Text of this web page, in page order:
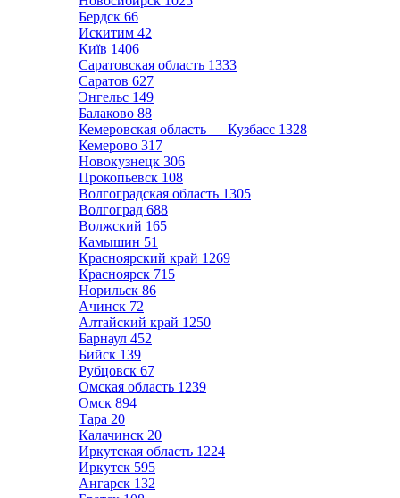
Бердск 66
Искитим 42
Київ 1406
Саратовская область 1333
Саратов 627
Энгельс 149
Балаково 88
Кемеровская область — Кузбасс 1328
Кемерово 317
Новокузнецк 306
Прокопьевск 108
Волгоградская область 1305
Волгоград 688
Волжский 165
Камышин 51
Красноярский край 1269
Красноярск 715
Норильск 86
Ачинск 72
Алтайский край 1250
Барнаул 452
Бийск 139
Рубцовск 67
Омская область 1239
Омск 894
Тара 20
Калачинск 20
Иркутская область 1224
Иркутск 595
Ангарск 132